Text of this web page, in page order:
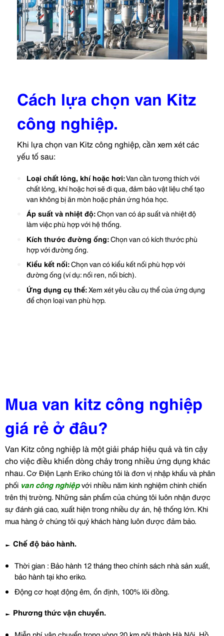
Cách lựa chọn van Kitz
công nghiệp.
Khi lựa chọn van Kitz công nghiệp, cần xem xét các
yếu tố sau:
Loại chất lỏng, khí hoặc hơi:Van cần tương thích với
chất lỏng, khí hoặc hơi sẽ đi qua, đảm bảo vật liệu chế tạo
van không bị ăn mòn hoặc phản ứng hóa học.
Áp suất và nhiệt độ:Chọn van có áp suất và nhiệt độ
làm việc phù hợp với hệ thống.
Kích thước đường ống:Chọn van có kích thước phù
hợp với đường ống.
Kiểu kết nối:Chọn van có kiểu kết nối phù hợp với
đường ống (ví dụ: nối ren, nối bích).
Ứng dụng cụ thể:Xem xét yêu cầu cụ thể của ứng dụng
để chọn loại van phù hợp.
Mua van kitz công nghiệp
giá rẻ ở đâu?
Van Kitz công nghiệp là một giải pháp hiệu quả và tin cậy
cho việc điều khiển dòng chảy trong nhiều ứng dụng khác
nhau.Cơ Điện Lạnh Eriko chúng tôi là đơn vị nhập khẩu và phân
phối van công nghiệpvới nhiều năm kinh nghiệm chinh chiến
trên thị trường. Những sản phẩm của chúng tôi luôn nhận được
sự đánh giá cao, xuất hiện trong nhiều dự án, hệ thống lớn. Khi
mua hàng ở chúng tôi quý khách hàng luôn được đảm bảo.
► Chế độ bảo hành.
Thời gian : Bảo hành 12 tháng theo chính sách nhà sản xuất,
bảo hành tại kho eriko.
Động cơ hoạt động êm, ổn định, 100% lõi đồng.
► Phương thức vận chuyển.